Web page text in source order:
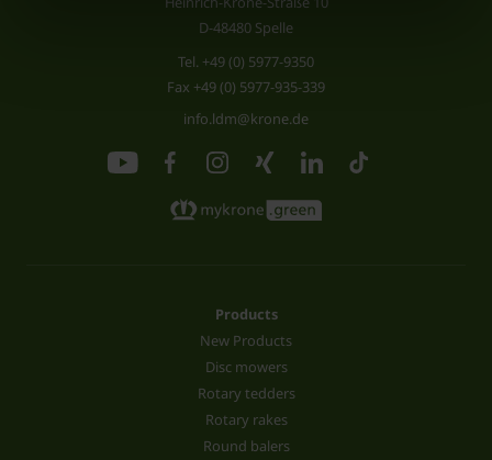
D-48480 Spelle
Tel. +49 (0) 5977-9350
Fax +49 (0) 5977-935-339
info.ldm@krone.de
Products
New Products
Disc mowers
Rotary tedders
Rotary rakes
Round balers